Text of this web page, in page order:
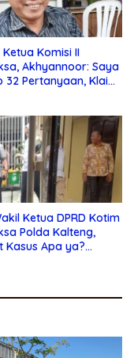
Ketua Komisi II
Akhyannoor: Saya
32 Pertanyaan, Klaim
Ketua DPRD Kotim
Polda Kalteng,
Kasus Apa ya?…